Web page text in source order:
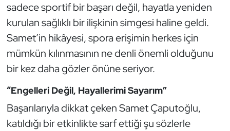
sadece sportif bir başarı değil, hayatla yeniden
kurulan sağlıklı bir ilişkinin simgesi haline geldi.
Samet’in hikâyesi, spora erişimin herkes için
mümkün kılınmasının ne denli önemli olduğunu
bir kez daha gözler önüne seriyor.
“Engelleri Değil, Hayallerimi Sayarım”
Başarılarıyla dikkat çeken Samet Çaputoğlu,
katıldığı bir etkinlikte sarf ettiği şu sözlerle
Kick Boks
Kürek
Masa Tenisi
Modern Pentatlon
Motor Sporları